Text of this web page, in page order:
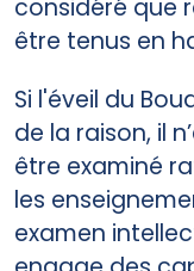
considéré que
être tenus en
Si l'éveil du
de la raison, il
être examiné
les
examen